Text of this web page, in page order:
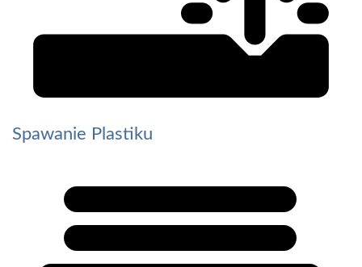
Spawanie Plastiku